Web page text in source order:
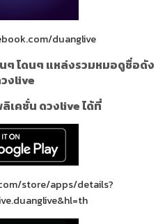
duanglive
ๆ โดนๆ แหล่งรวมหมอดูชื่อดัง
งlive
เคชั่น ดวงlive ได้ที่
store/apps/details?